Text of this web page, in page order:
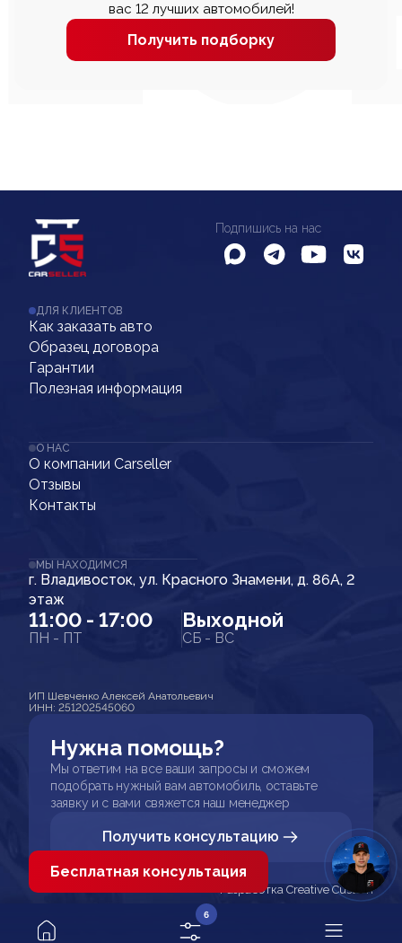
вас 12 лучших автомобилей!
Получить подборку
Подпишись на нас
ДЛЯ КЛИЕНТОВ
Как заказать авто
Образец договора
Гарантии
Полезная информация
О НАС
О компании Carseller
Отзывы
Контакты
МЫ НАХОДИМСЯ
г. Владивосток, ул. Красного Знамени, д. 86А, 2
этаж
11:00 - 17:00
ПН - ПТ
Выходной
СБ - ВС
ИП Шевченко Алексей Анатольевич
ИНН: 251202545060
Нужна помощь?
Мы ответим на все ваши запросы и сможем
подобрать нужный вам автомобиль, оставьте
заявку и с вами свяжется наш менеджер
Получить консультацию
Разработка Creative Custom
6
Бесплатная консультация